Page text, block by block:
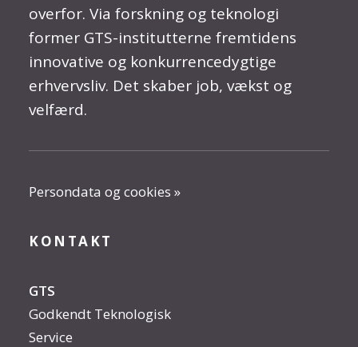
overfor. Via forskning og teknologi
former GTS-institutterne fremtidens
innovative og konkurrencedygtige
erhvervsliv. Det skaber job, vækst og
velfærd.
Persondata og cookies »
KONTAKT
GTS
Godkendt Teknologisk
Service